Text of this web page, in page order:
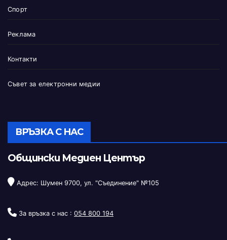
Спорт
Реклама
Контакти
Съвет за електронни медии
ВРЪЗКА С НАС
Общински Медиен Център
Адрес: Шумен 9700, ул. "Съединение" №105
За връзка с нас : 054 800 194